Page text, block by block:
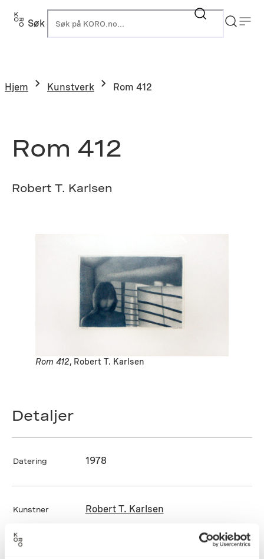
Hopp
Søk
Hjem Kunstverk Rom 412
Rom 412
Robert T. Karlsen
Rom 412, Robert T. Karlsen
Detaljer
Datering 1978
Kunstner Robert T. Karlsen